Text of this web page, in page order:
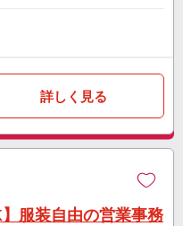
詳しく見る
服装自由の営業事務